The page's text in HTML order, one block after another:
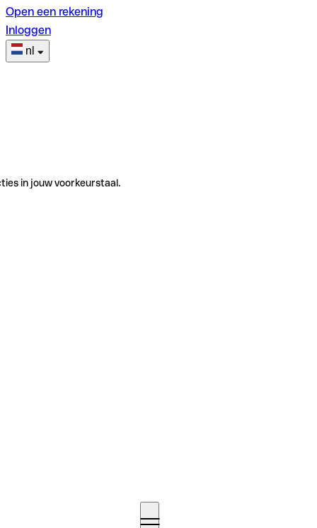
Open een rekening
Inloggen
nl
in jouw voorkeurstaal.